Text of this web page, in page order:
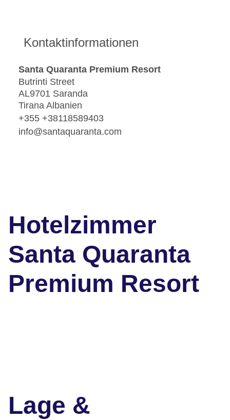
Kontaktinformationen
Santa Quaranta Premium Resort
Butrinti Street
AL9701 Saranda
Tirana Albanien
+355 +38118589403
info@santaquaranta.com
Hotelzimmer
Santa Quaranta
Premium Resort
Lage &